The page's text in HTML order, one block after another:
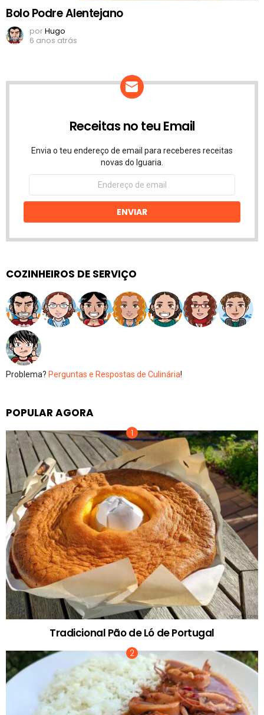
Bolo Podre Alentejano
porHugo
6 anos atrás
Receitas no teu Email
Envia o teu endereço de email para receberes receitas
novas do Iguaria.
Endereço
email
ENVIAR
COZINHEIROS DE SERVIÇO
Problema? Perguntas e Respostas de Culinária!
POPULAR AGORA
Tradicional Pão de Ló de Portugal